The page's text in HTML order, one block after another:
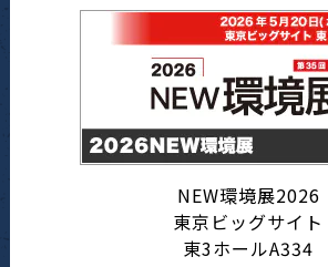
NEW環境展2026
東京ビッグサイト
東3ホールA334